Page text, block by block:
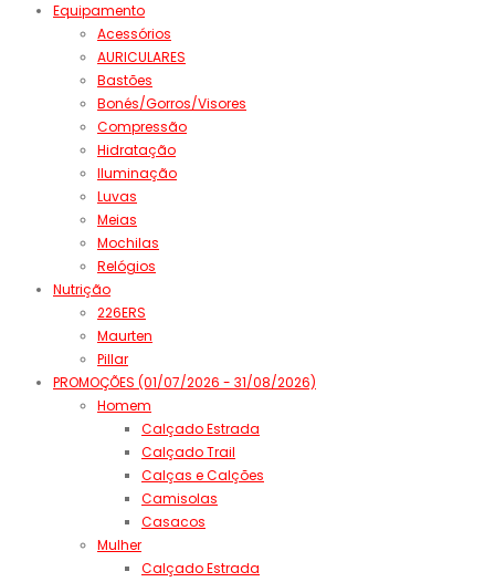
Equipamento
Acessórios
AURICULARES
Bastões
Bonés/Gorros/Visores
Compressão
Hidratação
Iluminação
Luvas
Meias
Mochilas
Relógios
Nutrição
226ERS
Maurten
Pillar
PROMOÇÕES (01/07/2026 - 31/08/2026)
Homem
Calçado Estrada
Calçado Trail
Calças e Calções
Camisolas
Casacos
Mulher
Calçado Estrada